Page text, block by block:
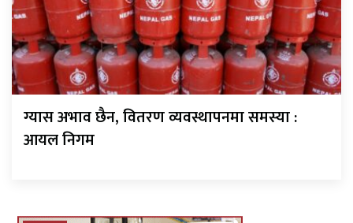
ग्यास अभाव छैन, वितरण व्यवस्थापनमा समस्या :
आयल निगम